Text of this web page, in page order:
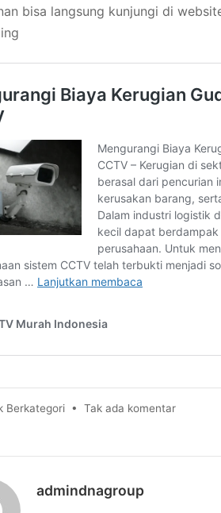
bisa langsung kunjungi di
Berkategori • Tak ada komentarpada
admindnagroup